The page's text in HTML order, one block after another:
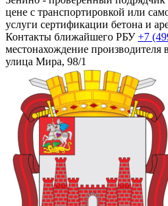
цене с транспортировкой или
услуги сертификации бетона и
Контакты ближайшего РБУ+7
местонахождение
улица Мира, 98/1